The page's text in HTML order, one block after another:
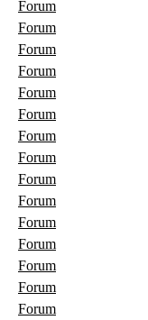
Forum
Forum
Forum
Forum
Forum
Forum
Forum
Forum
Forum
Forum
Forum
Forum
Forum
Forum
Forum